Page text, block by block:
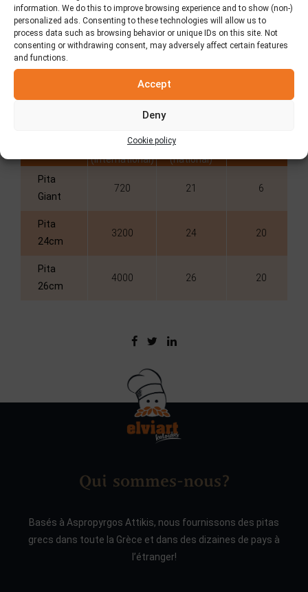
information. We do this to improve browsing experience and to show (non-)
personalized ads. Consenting to these technologies will allow us to
process data such as browsing behavior or unique IDs on this site. Not
consenting or withdrawing consent, may adversely affect certain features
and functions.
Accept
Deny
Cookie policy
Palettes
(international)
Palettes
(national)
Pita
Giant
720 21 6
Pita
24cm
3200 24 20
Pita
26cm
4000 26 20
Qui sommes-nous?
Basés à Aspropyrgos Attikis, nous fournissons des pitas
grecs dans toute la Grèce et dans des dizaines de pays à
l’étranger!